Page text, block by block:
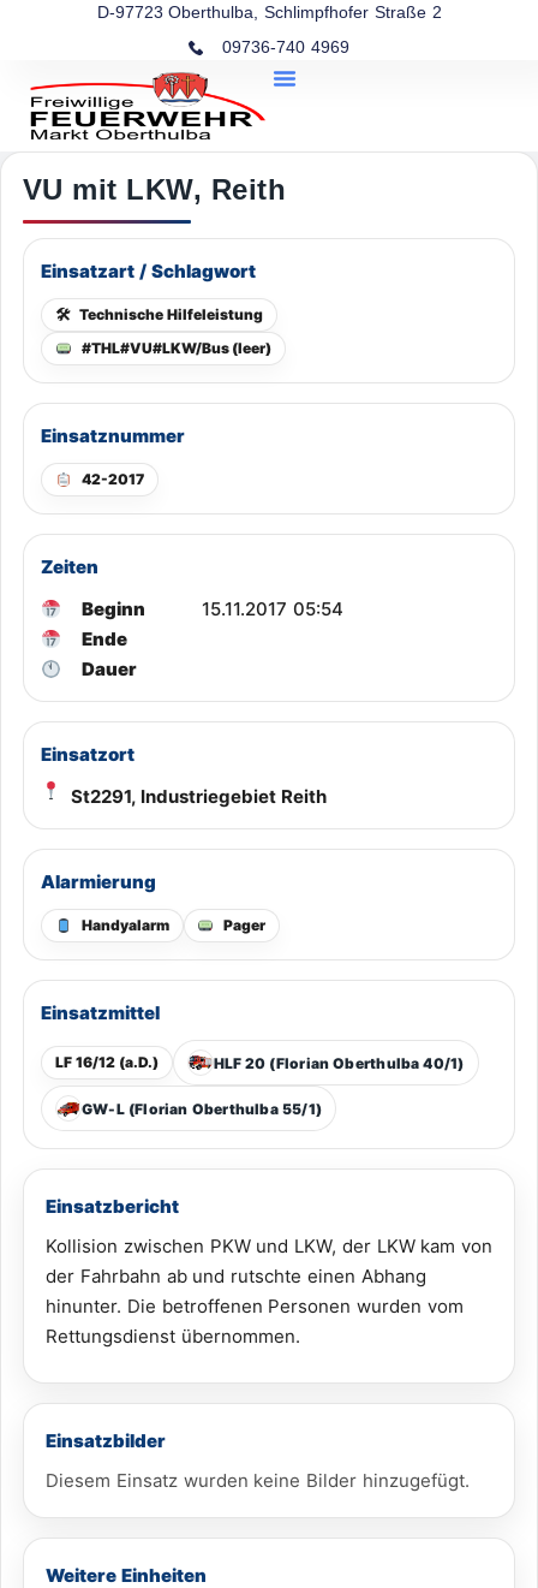
D-97723 Oberthulba, Schlimpfhofer Straße 2
09736-740 4969
VU mit LKW, Reith
Einsatzart / Schlagwort
🛠 Technische Hilfeleistung
#THL#VU#LKW/Bus (leer)
Einsatznummer
42-2017
Zeiten
Beginn
15.11.2017 05:54
Ende
Dauer
Einsatzort
St2291, Industriegebiet Reith
Alarmierung
Handyalarm Pager
Einsatzmittel
LF 16/12 (a.D.) HLF 20 (Florian Oberthulba 40/1)
GW-L (Florian Oberthulba 55/1)
Einsatzbericht
Kollision zwischen PKW und LKW, der LKW kam von
der Fahrbahn ab und rutschte einen Abhang
hinunter. Die betroffenen Personen wurden vom
Rettungsdienst übernommen.
Einsatzbilder
Diesem Einsatz wurden keine Bilder hinzugefügt.
Weitere Einheiten